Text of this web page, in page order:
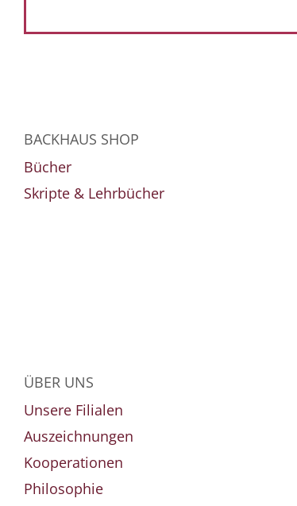
BACKHAUS SHOP
Bücher
Skripte & Lehrbücher
ÜBER UNS
Unsere Filialen
Auszeichnungen
Kooperationen
Philosophie